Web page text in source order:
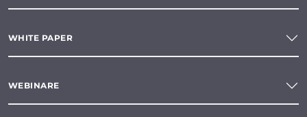
WHITE PAPER
WEBINARE